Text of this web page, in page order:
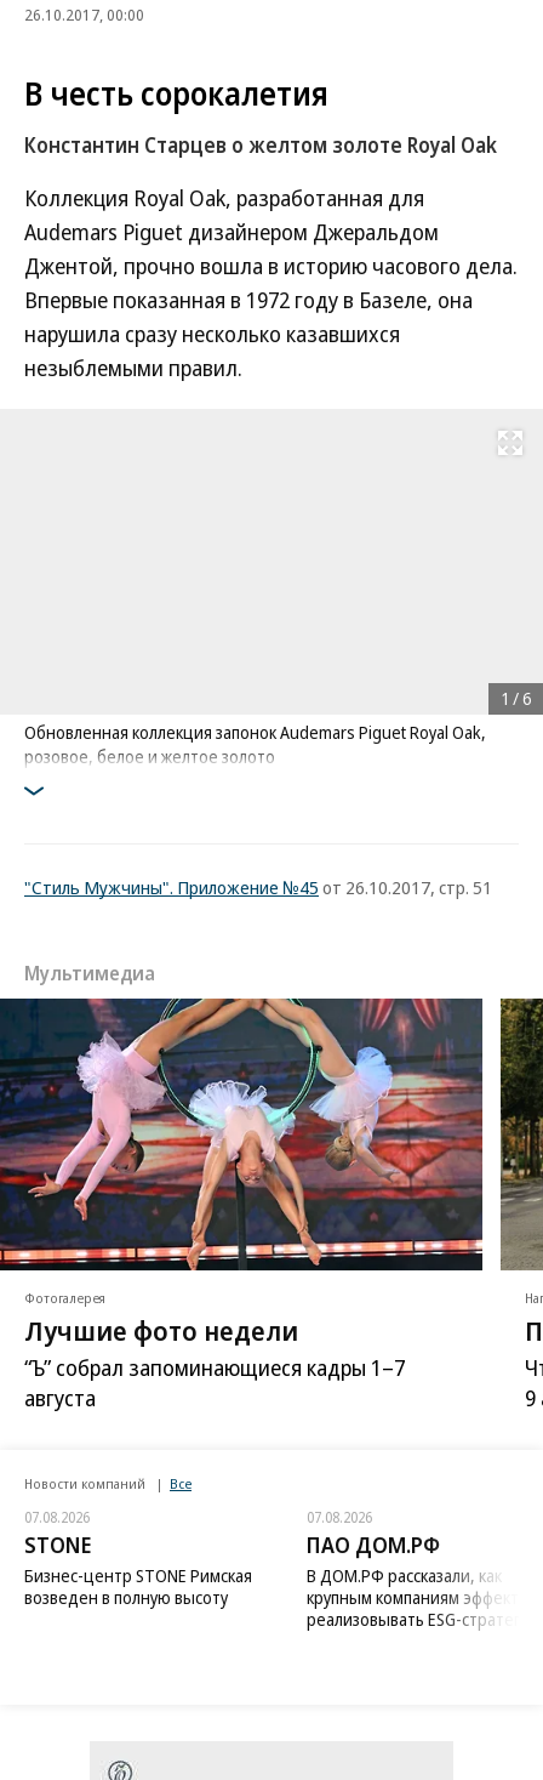
26.10.2017, 00:00
В честь сорокалетия
Константин Старцев о желтом золоте Royal Oak
Коллекция Royal Oak, разработанная для
Audemars Piguet дизайнером Джеральдом
Джентой, прочно вошла в историю часового дела.
Впервые показанная в 1972 году в Базеле, она
нарушила сразу несколько казавшихся
незыблемыми правил.
Развернуть
Обновленная коллекция запонок Audemars Piguet Royal Oak,
розовое, белое и желтое золото
1 /6
"Стиль Мужчины". Приложение №45 от 26.10.2017, стр. 51
Мультимедиа
Фотогалерея
Лучшие фото недели
“Ъ” собрал запоминающиеся кадры 1–7
августа
9
Новости компаний Все
07.08.2026
STONE
Бизнес-центр STONE Римская
возведен в полную высоту
07.08.2026
ПАО ДОМ.РФ
В ДОМ.РФ рассказали, как
крупным компаниям
реализовывать ESG-стратегию